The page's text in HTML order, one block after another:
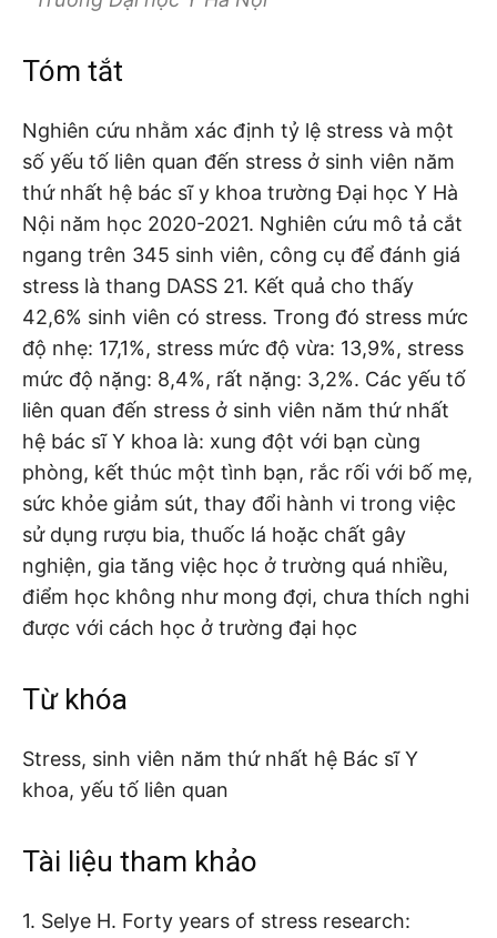
Tóm tắt
Nghiên cứu nhằm xác định tỷ lệ stress và một
số yếu tố liên quan đến stress ở sinh viên năm
thứ nhất hệ bác sĩ y khoa trường Đại học Y Hà
Nội năm học 2020-2021. Nghiên cứu mô tả cắt
ngang trên 345 sinh viên, công cụ để đánh giá
stress là thang DASS 21. Kết quả cho thấy
42,6% sinh viên có stress. Trong đó stress mức
độ nhẹ: 17,1%, stress mức độ vừa: 13,9%, stress
mức độ nặng: 8,4%, rất nặng: 3,2%. Các yếu tố
liên quan đến stress ở sinh viên năm thứ nhất
hệ bác sĩ Y khoa là: xung đột với bạn cùng
phòng, kết thúc một tình bạn, rắc rối với bố mẹ,
sức khỏe giảm sút, thay đổi hành vi trong việc
sử dụng rượu bia, thuốc lá hoặc chất gây
nghiện, gia tăng việc học ở trường quá nhiều,
điểm học không như mong đợi, chưa thích nghi
được với cách học ở trường đại học
Từ khóa
Stress, sinh viên năm thứ nhất hệ Bác sĩ Y
khoa, yếu tố liên quan
Tài liệu tham khảo
1. Selye H. Forty years of stress research: